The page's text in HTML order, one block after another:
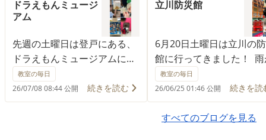
ドラえもんミュージ
アム
先週の土曜日は登戸にある、
ドラえもんミュージアムに行
ってきました！ 初めての大
型施設で緊張しましたが、無
事にトラブルなく１日を終え
教室の毎日
26/07/08 08:44 公開 続きを読む
立川防災館
6月20日土曜日は立川の
館に行ってきました！
降っていなかったら大谷
園に行く予定でした。急
定変更で、子どもたちが
園行きたかった、、」と
教室の毎日
26/06/25 01:46 公開 続きを読
すべてのブログを見る